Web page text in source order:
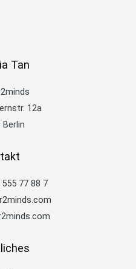
Tan
12a
Berlin
77 88 7